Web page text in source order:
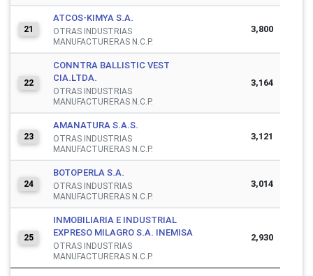
21
ATCOS-KIMYA S.A.
OTRAS INDUSTRIAS
MANUFACTURERAS N.C.P.
3,800
22
CONNTRA BALLISTIC VEST
CIA.LTDA.
OTRAS INDUSTRIAS
MANUFACTURERAS N.C.P.
3,164
23
AMANATURA S.A.S.
OTRAS INDUSTRIAS
MANUFACTURERAS N.C.P.
3,121
24
BOTOPERLA S.A.
OTRAS INDUSTRIAS
MANUFACTURERAS N.C.P.
3,014
25
INMOBILIARIA E INDUSTRIAL
EXPRESO MILAGRO S.A. INEMISA
OTRAS INDUSTRIAS
MANUFACTURERAS N.C.P.
2,930